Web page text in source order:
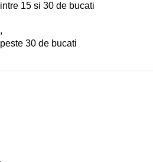
intre 15 si 30 de bucati
,
peste 30 de bucati